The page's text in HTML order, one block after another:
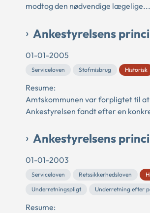
modtog den nødvendige lægelige...
Ankestyrelsens
01-01-2005
Serviceloven Stofmisbrug Historisk
Resume:
Amtskommunen var forpligtet til
Ankestyrelsen fandt efter en
Ankestyrelsens
01-01-2003
Serviceloven Retssikkerhedsloven
Underretningspligt
Underretning efter
Resume: